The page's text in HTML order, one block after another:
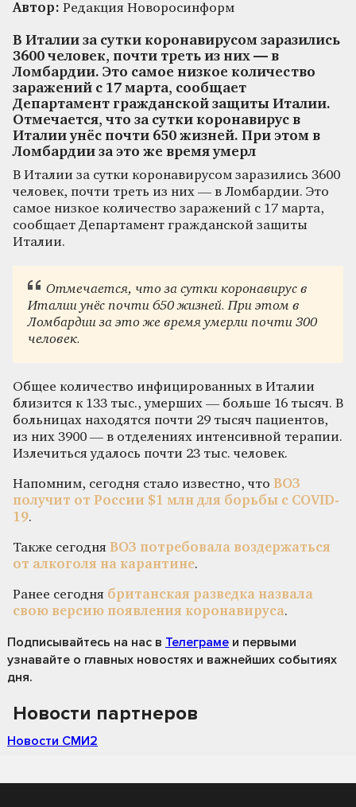
Автор: Редакция Новоросинформ
В Италии за сутки коронавирусом заразились
3600 человек, почти треть из них — в
Ломбардии. Это самое низкое количество
заражений с 17 марта, сообщает
Департамент гражданской защиты Италии.
Отмечается, что за сутки коронавирус в
Италии унёс почти 650 жизней. При этом в
Ломбардии за это же время умерл
В Италии за сутки коронавирусом заразились 3600
человек, почти треть из них — в Ломбардии. Это
самое низкое количество заражений с 17 марта,
сообщает Департамент гражданской защиты
Италии.
Отмечается, что за сутки коронавирус в
Италии унёс почти 650 жизней. При этом в
Ломбардии за это же время умерли почти 300
человек.
Общее количество инфицированных в Италии
близится к 133 тыс., умерших — больше 16 тысяч. В
больницах находятся почти 29 тысяч пациентов,
из них 3900 — в отделениях интенсивной терапии.
Излечиться удалось почти 23 тыс. человек.
Напомним, сегодня стало известно, что ВОЗ
получит от России $1 млн для борьбы с COVID-
19.
Также сегодня ВОЗ потребовала воздержаться
от алкоголя на карантине.
Ранее сегодня британская разведка назвала
свою версию появления коронавируса.
Подписывайтесь на нас в Телеграме и первыми
узнавайте о главных новостях и важнейших событиях
дня.
Новости партнеров
Новости СМИ2